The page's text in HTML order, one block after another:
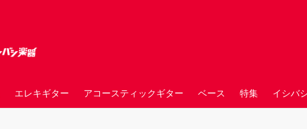
エレキギター アコースティックギター ベース 特集 イシバ